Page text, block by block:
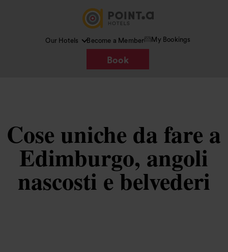
Our Hotels Become a Member My Bookings
Book
Cose uniche da fare a
Edimburgo, angoli
nascosti e belvederi